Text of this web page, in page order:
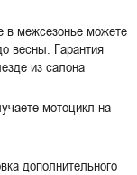
в межсезонье можете
весны. Гарантия
из салона
мотоцикл на
дополнительного